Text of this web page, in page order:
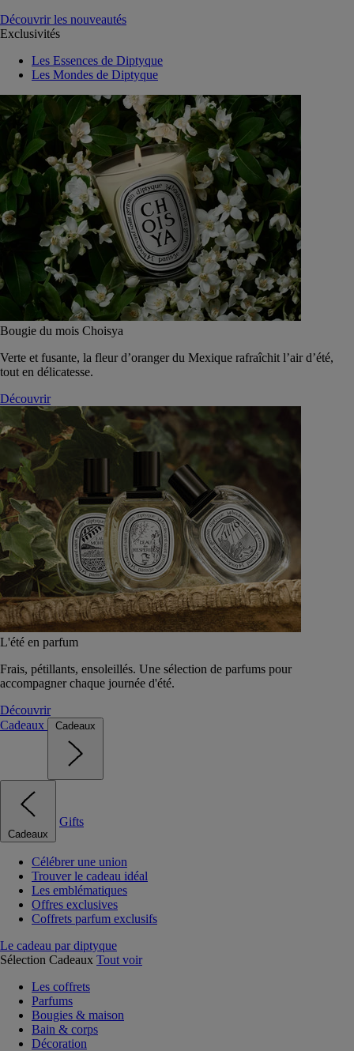
Découvrir les nouveautés
Exclusivités
Les Essences de Diptyque
Les Mondes de Diptyque
Bougie du mois Choisya
Verte et fusante, la fleur d’oranger du Mexique rafraîchit l’air d’été,
tout en délicatesse.
Découvrir
L'été en parfum
Frais, pétillants, ensoleillés. Une sélection de parfums pour
accompagner chaque journée d'été.
Découvrir
Cadeaux
Cadeaux
Cadeaux
Gifts
Célébrer une union
Trouver le cadeau idéal
Les emblématiques
Offres exclusives
Coffrets parfum exclusifs
Le cadeau par diptyque
Sélection Cadeaux Tout voir
Les coffrets
Parfums
Bougies & maison
Bain & corps
Décoration